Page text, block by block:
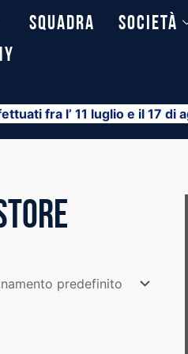
Squadra
Società
fra l’ 11 luglio e il 17